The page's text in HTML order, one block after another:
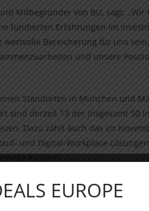
Mitbegründer von BU, sagt:
fundierten Erfahrungen im
wertvolle Bereicherung für uns
und unsere
Standorten in München und
sind derzeit 13 der insgesamt 50
Dazu zählt auch das im
und Digital-Workplace-
Kunden.
das auf
und Wachstumspotenzial
EUROPE